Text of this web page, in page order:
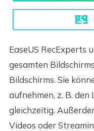
EaseUS RecExperts
gesamten
Bildschirms. Sie
aufnehmen, z. B.
gleichzeitig.
Videos oder